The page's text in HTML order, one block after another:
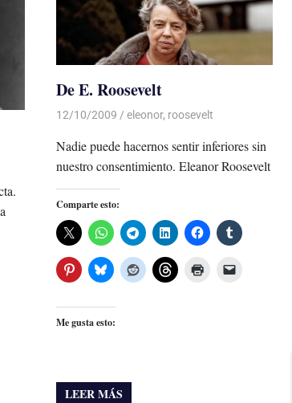
De E. Roosevelt
12/10/2009 Luis Castellanos
eleonor, roosevelt
Nadie puede hacernos sentir inferiores sin
nuestro consentimiento. Eleanor Roosevelt
Comparte esto:
Me gusta esto:
LEER MÁS